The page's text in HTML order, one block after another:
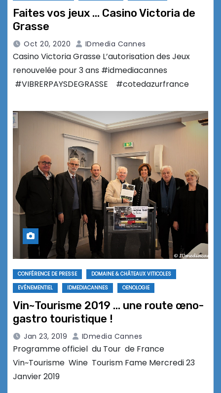
Faites vos jeux … Casino Victoria de
Grasse
Oct 20, 2020 IDmedia Cannes
Casino Victoria Grasse L’autorisation des Jeux
renouvelée pour 3 ans #idmediacannes
#VIBRERPAYSDEGRASSE #cotedazurfrance
CONFÉRENCE DE PRESSE
DOMAINE & CHÂTEAUX VITICOLES
EVÉNEMENTIEL
IDMEDIACANNES OENOLOGIE
Vin~Tourisme 2019 … une route œno-
gastro touristique !
Jan 23, 2019 IDmedia Cannes
Programme officiel du Tour de France
Vin~Tourisme Wine Tourism Fame Mercredi 23
Janvier 2019